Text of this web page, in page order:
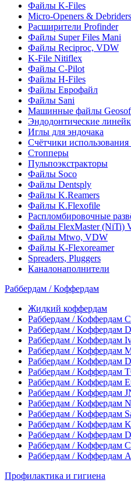
Файлы K-Files
Micro-Openers & Debriders
Расширители Profinder
Файлы Super Files Mani
Файлы Reciproc, VDW
K-File Nitiflex
Файлы C-Pilot
Файлы H-Files
Файлы Еврофайл
Файлы Sani
Машинные файлы
Эндодонтические
Иглы для эндочака
Счётчики
Стопперы
Пульпоэкстракторы
Файлы Soco
Файлы Dentsply
Файлы K.Reamers
Файлы K.Flexofile
Распломбировочные
Файлы FlexMaster (NiTi)
Файлы Mtwo, VDW
Файлы K-Flexoreamer
Spreaders, Pluggers
Каналонаполнители
Раббердам / Коффердам
Жидкий коффердам
Раббердам / Коффердам
Раббердам / Коффердам
Раббердам / Коффердам
Раббердам / Коффердам
Раббердам / Коффердам
Раббердам / Коффердам
Раббердам / Коффердам
Раббердам / Коффердам
Раббердам / Коффердам
Раббердам / Коффердам
Раббердам / Коффердам
Раббердам / Коффердам
Раббердам / Коффердам
Раббердам / Коффердам
Профилактика и гигиена